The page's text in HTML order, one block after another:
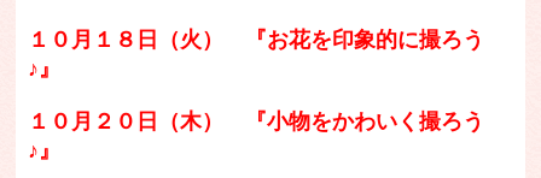
１０月１８日（火） 『お花を印象的に撮ろう
♪』
１０月２０日（木） 『小物をかわいく撮ろう
♪』